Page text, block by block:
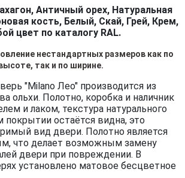
Античный орех, Натуральная
кость, Белый, Скай, Грей, Крем,
цвет по каталогу RAL.
нестандартных размеров как по
так и по ширине.
"Milano Лео" производится из
ольхи. Полотно, коробка и наличник
и лаком, текстура натурального
покрытии остаётся видна, это
вид двери. Полотно является
что делает возможным замену
двери при повреждении. В
установлено матовое бесцветное